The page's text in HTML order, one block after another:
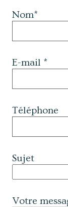
Nom*
E-mail *
Téléphone
Sujet
Votre